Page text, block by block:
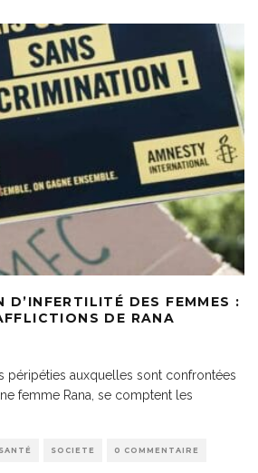
DES FEMMES :
DE RANA
péripéties auxquelles sont confrontées
femme Rana, se comptent les
SANTÉ SOCIETE 0 COMMENTAIRE